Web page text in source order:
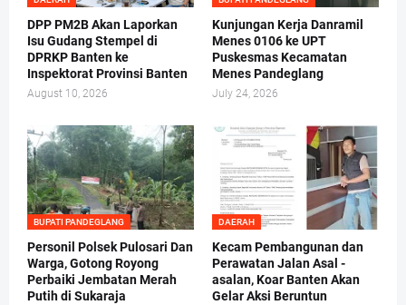
DPP PM2B Akan Laporkan
Isu Gudang Stempel di
DPRKP Banten ke
Inspektorat Provinsi Banten
August 10, 2026
Kunjungan Kerja Danramil
Menes 0106 ke UPT
Puskesmas Kecamatan
Menes Pandeglang
July 24, 2026
BUPATI PANDEGLANG
Personil Polsek Pulosari Dan
Warga, Gotong Royong
Perbaiki Jembatan Merah
Putih di Sukaraja
DAERAH
Kecam Pembangunan dan
Perawatan Jalan Asal -
asalan, Koar Banten Akan
Gelar Aksi Beruntun